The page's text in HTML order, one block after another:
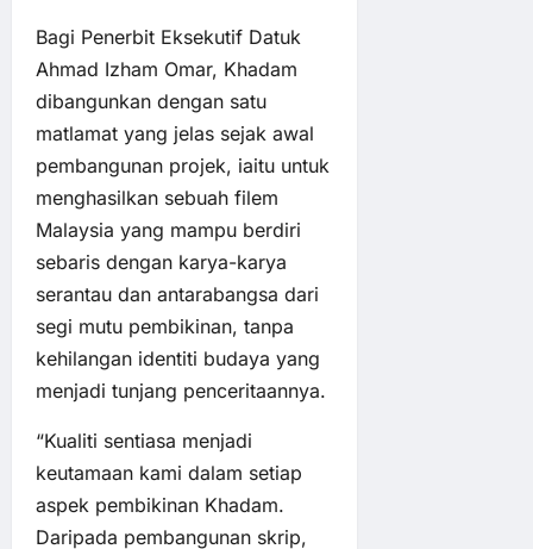
Bagi Penerbit Eksekutif Datuk
Ahmad Izham Omar, Khadam
dibangunkan dengan satu
matlamat yang jelas sejak awal
pembangunan projek, iaitu untuk
menghasilkan sebuah filem
Malaysia yang mampu berdiri
sebaris dengan karya-karya
serantau dan antarabangsa dari
segi mutu pembikinan, tanpa
kehilangan identiti budaya yang
menjadi tunjang penceritaannya.
“Kualiti sentiasa menjadi
keutamaan kami dalam setiap
aspek pembikinan Khadam.
Daripada pembangunan skrip,